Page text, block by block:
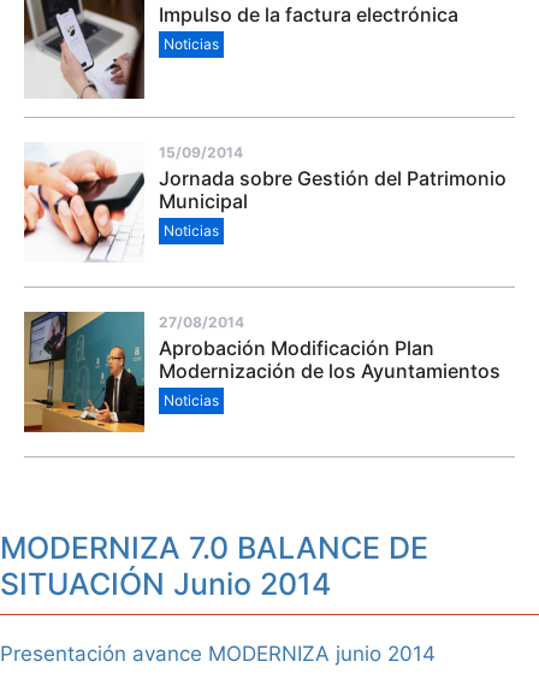
Impulso de la factura electrónica
Noticias
15/09/2014
Jornada sobre Gestión del Patrimonio
Municipal
Noticias
27/08/2014
Aprobación Modificación Plan
Modernización de los Ayuntamientos
Noticias
MODERNIZA 7.0 BALANCE DE
SITUACIÓN Junio 2014
Presentación avance MODERNIZA junio 2014